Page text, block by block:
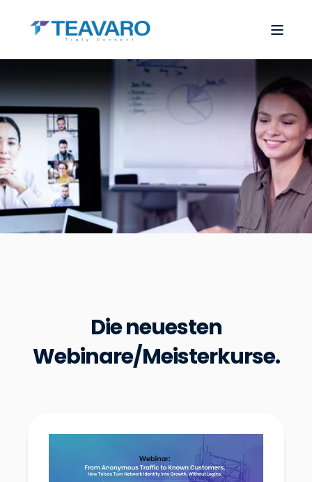
Die neuesten
Webinare/Meisterkurse.